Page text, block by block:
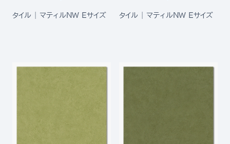
タイル | マティルNW Eサイズ タイル | マティルNW Eサイズ